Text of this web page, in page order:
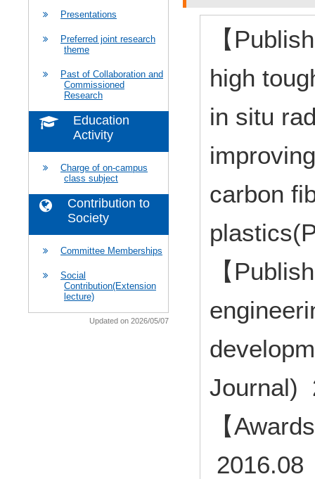
Presentations
Preferred joint research
theme
Past of Collaboration and
Commissioned
Research
Education
Activity
Charge of on-campus
class subject
Contribution to
Society
Committee Memberships
Social
Contribution(Extension
lecture)
Updated on 2026/05/07
【
high
in situ
carbon
【
Journal)
【
2016.08